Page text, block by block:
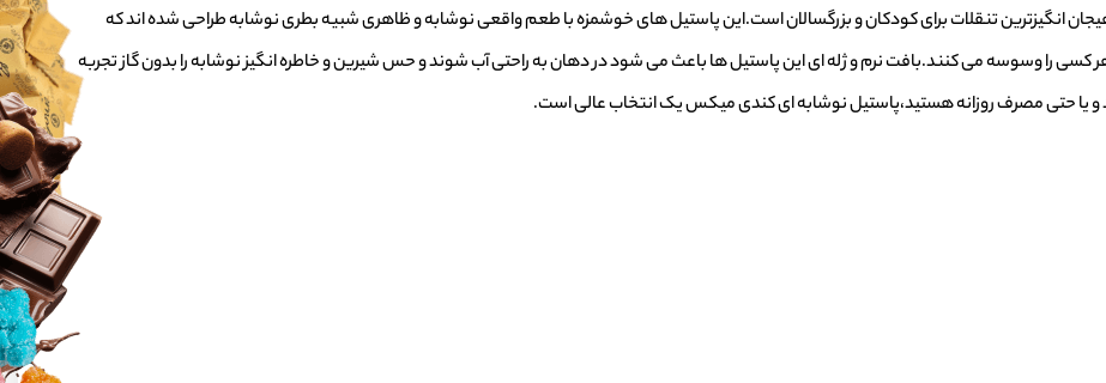
انگیزترین تنقلات برای کودکان و بزرگسالان است.این پاستیل های خوشمزه با طعم واقعی نوشابه و ظاهری شبیه بطری نوشابه طراحی شده اند که
را وسوسه می کنند.بافت نرم و ژله ای این پاستیل ها باعث می شود در دهان به راحتی آب شوند و حس شیرین و خاطره انگیز نوشابه را بدون گاز تجربه
و یا حتی مصرف روزانه هستید،پاستیل نوشابه ای کندی میکس یک انتخاب عالی است.